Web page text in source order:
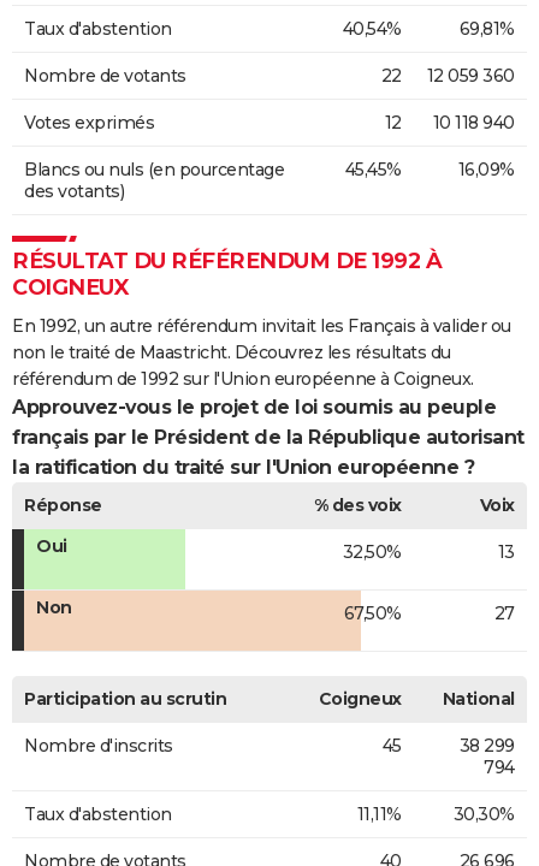
Taux d'abstention 40,54% 69,81%
Nombre de votants 22 12 059 360
Votes exprimés 12 10 118 940
Blancs ou nuls (en pourcentage
des votants)
45,45% 16,09%
RÉSULTAT DU RÉFÉRENDUM DE 1992 À
COIGNEUX
En 1992, un autre référendum invitait les Français à valider ou
non le traité de Maastricht. Découvrez les résultats du
référendum de 1992 sur l'Union européenne à Coigneux.
Approuvez-vous le projet de loi soumis au peuple
français par le Président de la République autorisant
la ratification du traité sur l'Union européenne ?
Réponse % des voix
Voix
Oui
32,50% 13
Non 67,50% 27
Participation au scrutin Coigneux National
Nombre d'inscrits 45
38 299
794
Taux d'abstention 11,11% 30,30%
Nombre de votants 40
26 696